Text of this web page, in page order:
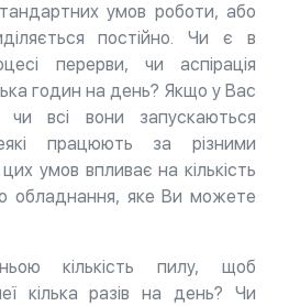
умов роботи, або
постійно. Чи є в
перерви, чи аспірація
годин на день? Якщо у Вас
чи всі вони запускаються
працюють за різними
умов впливає на кількість
обладнання, яке Ви можете
кількість пилу, щоб
кілька разів на день? Чи